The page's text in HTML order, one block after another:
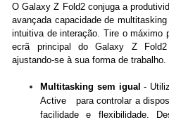
O Galaxy Z Fold2 conjuga a
avançada capacidade de
intuitiva de interação. Tire o máximo
ecrã principal do Galaxy Z
ajustando-se à sua forma de trabalho.
Multitasking sem igual -
Active para controlar a
facilidade e flexibilidade.